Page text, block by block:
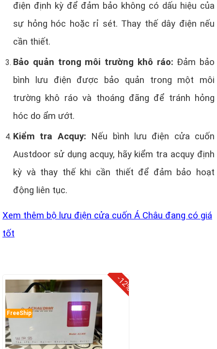
điện định kỳ để đảm bảo không có dấu hiệu của
sự hỏng hóc hoặc rỉ sét. Thay thế dây điện nếu
cần thiết.
Bảo quản trong môi trường khô ráo: Đảm bảo
bình lưu điện được bảo quản trong một môi
trường khô ráo và thoáng đãng để tránh hỏng
hóc do ẩm ướt.
Kiểm tra Acquy: Nếu bình lưu điện cửa cuốn
Austdoor sử dụng acquy, hãy kiểm tra acquy định
kỳ và thay thế khi cần thiết để đảm bảo hoạt
động liên tục.
Xem thêm bộ lưu điện cửa cuốn Á Châu đang có giá
tốt
FreeShip
-12%